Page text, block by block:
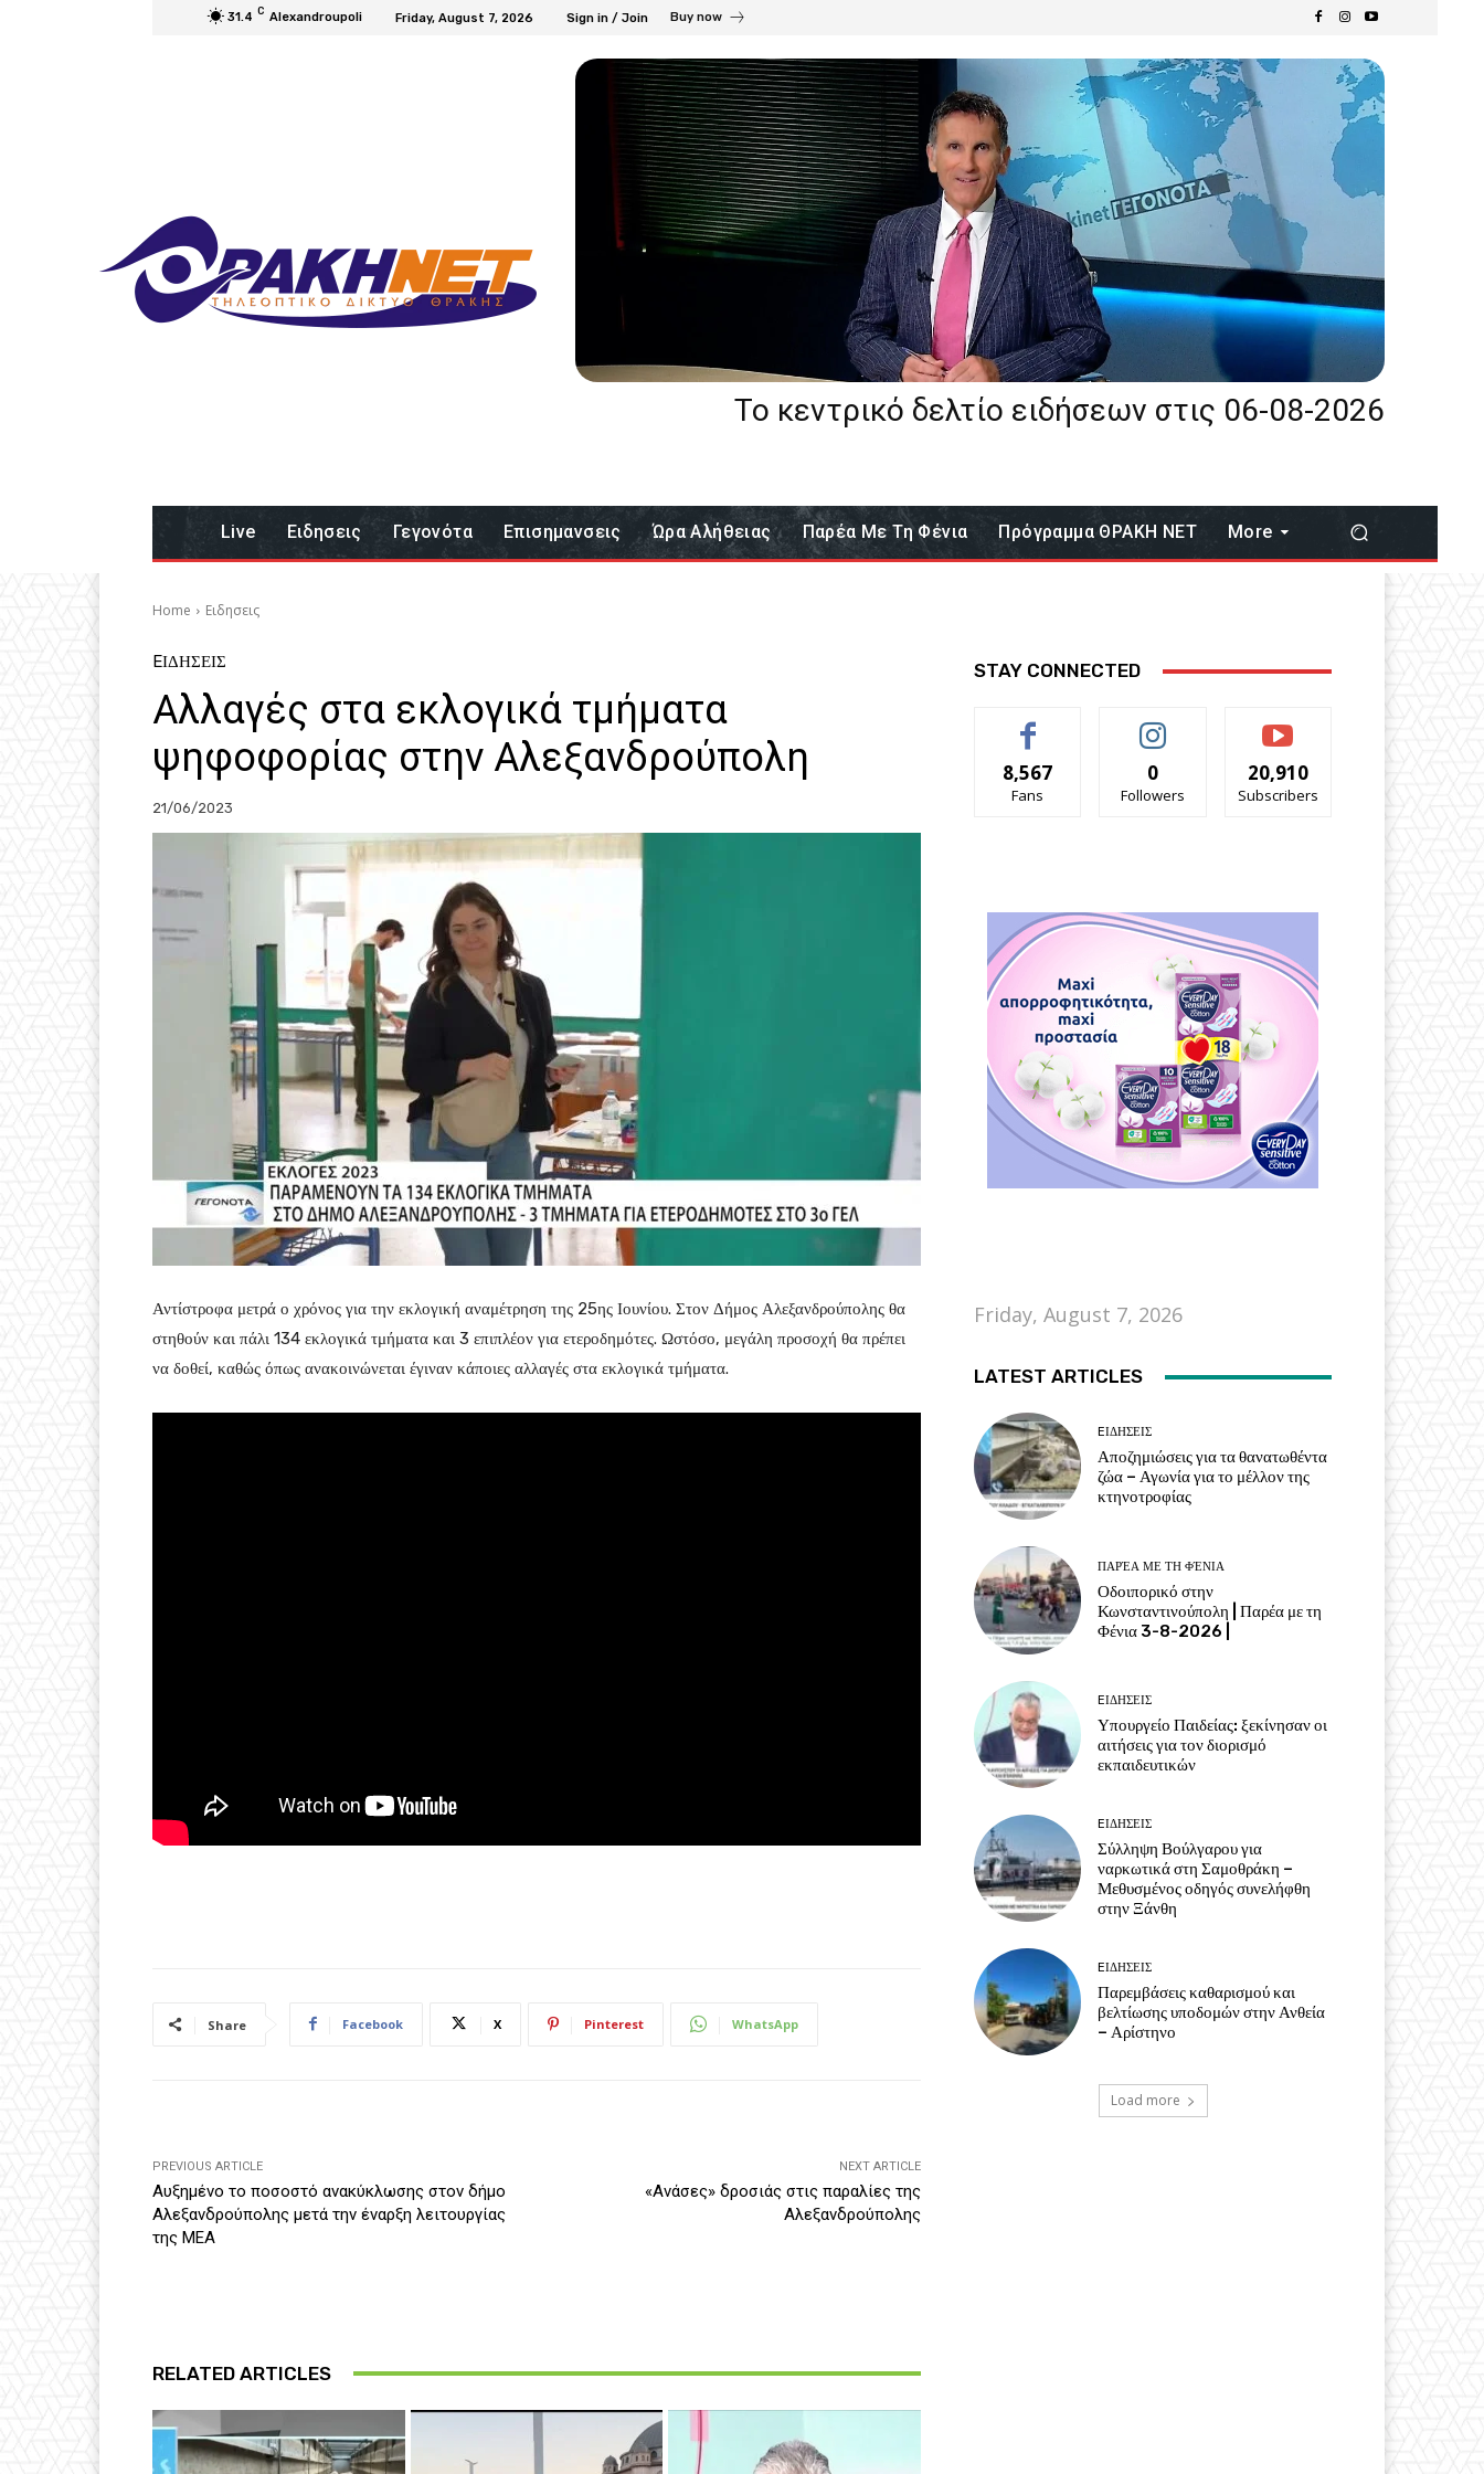
31.4 C Alexandroupoli Friday, August 7, 2026 Sign in / Join Buy now
Το κεντρικό δελτίο ειδήσεων στις 06-08-2026
Live Eιδησεις Γεγονότα Επισημανσεις Ώρα Αλήθειας Παρέα Με Τη Φένια Πρόγραμμα ΘΡΑΚΗ ΝΕΤ More
Home Eιδησεις
EΙΔΗΣΕΙΣ
Αλλαγές στα εκλογικά τμήματα
ψηφοφορίας στην Αλεξανδρούπολη
21/06/2023
Αντίστροφα μετρά ο χρόνος για την εκλογική αναμέτρηση της 25ης Ιουνίου. Στον Δήμος Αλεξανδρούπολης θα
στηθούν και πάλι 134 εκλογικά τμήματα και 3 επιπλέον για ετεροδημότες. Ωστόσο, μεγάλη προσοχή θα πρέπει
να δοθεί, καθώς όπως ανακοινώνεται έγιναν κάποιες αλλαγές στα εκλογικά τμήματα.
Share Facebook X Pinterest WhatsApp
PREVIOUS ARTICLE
Aυξημένο το ποσοστό ανακύκλωσης στον δήμο
Αλεξανδρούπολης μετά την έναρξη λειτουργίας
της ΜΕΑ
NEXT ARTICLE
«Ανάσες» δροσιάς στις παραλίες της
Αλεξανδρούπολης
RELATED ARTICLES
STAY CONNECTED
8,567
Fans
0
Followers
20,910
Subscribers
Friday, August 7, 2026
LATEST ARTICLES
EΙΔΗΣΕΙΣ
Αποζημιώσεις για τα θανατωθέντα
ζώα – Αγωνία για το μέλλον της
κτηνοτροφίας
ΠΑΡΈΑ ΜΕ ΤΗ ΦΈΝΙΑ
Οδοιπορικό στην
Κωνσταντινούπολη | Παρέα με τη
Φένια 3-8-2026 |
EΙΔΗΣΕΙΣ
Υπουργείο Παιδείας: ξεκίνησαν οι
αιτήσεις για τον διορισμό
εκπαιδευτικών
EΙΔΗΣΕΙΣ
Σύλληψη Βούλγαρου για
ναρκωτικά στη Σαμοθράκη –
Μεθυσμένος οδηγός συνελήφθη
στην Ξάνθη
EΙΔΗΣΕΙΣ
Παρεμβάσεις καθαρισμού και
βελτίωσης υποδομών στην Ανθεία
– Αρίστηνο
Load more